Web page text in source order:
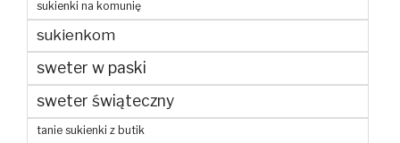
sukienki na komunię
sukienkom
sweter w paski
sweter świąteczny
tanie sukienki z butik